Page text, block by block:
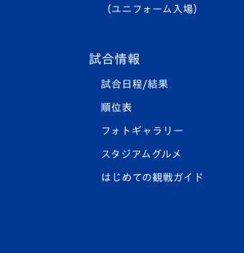
（ユニフォーム入場）
試合情報
試合日程/結果
順位表
フォトギャラリー
スタジアムグルメ
はじめての観戦ガイド